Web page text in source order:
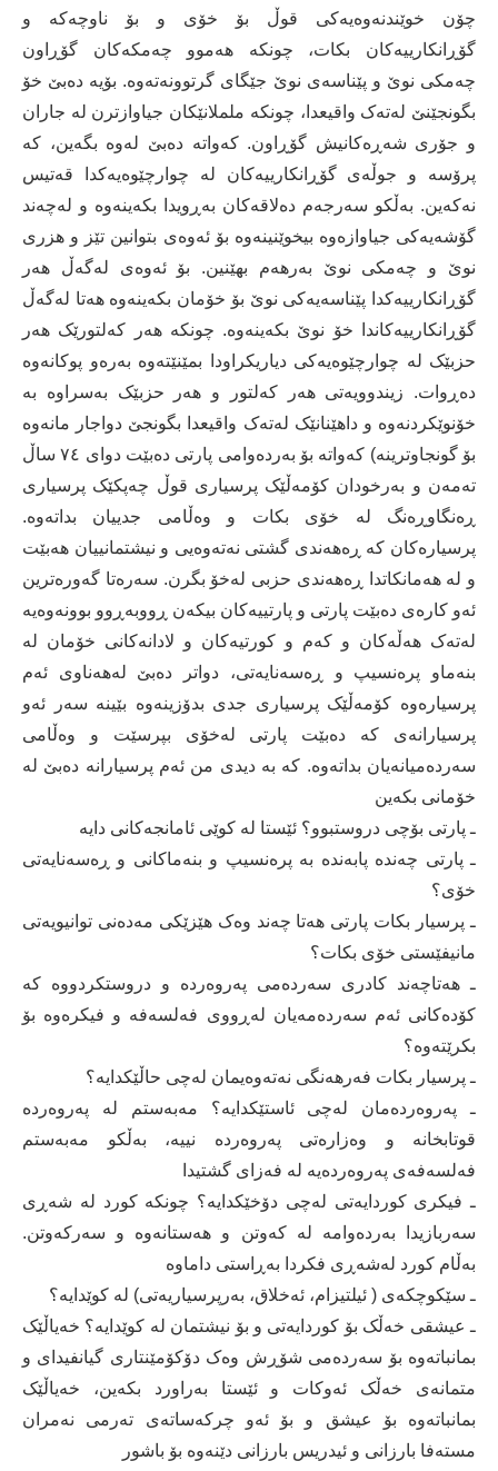
چۆن خوێندنەوەیەکی قوڵ بۆ خۆی و بۆ ناوچەکە و
گۆڕانکارییەکان بکات، چونکە ھەموو چەمکەکان گۆڕاون
چەمکی نوێ و پێناسەی نوێ جێگای گرتوونەتەوە. بۆیە دەبێ خۆ
بگونجێنێ لەتەک واقیعدا، چونکە ململانێکان جیاوازترن لە جاران
و جۆری شەڕەکانیش گۆڕاون. کەواتە دەبێ لەوە بگەین، کە
پرۆسە و جوڵەی گۆڕانکارییەکان لە چوارچێوەیەکدا قەتیس
نەکەین. بەڵکو سەرجەم دەلاقەکان بەڕویدا بکەینەوە و لەچەند
گۆشەیەکی جیاوازەوە بیخوێنینەوە بۆ ئەوەی بتوانین تێز و ھزری
نوێ و چەمکی نوێ بەرھەم بھێنین. بۆ ئەوەی لەگەڵ ھەر
گۆڕانکارییەکدا پێناسەیەکی نوێ بۆ خۆمان بکەینەوە هەتا لەگەڵ
گۆڕانکارییەکاندا خۆ نوێ بکەینەوە. چونکە ھەر کەلتورێک ھەر
حزبێک لە چوارچێوەیەکی دیاریکراودا بمێنێتەوە بەرەو پوکانەوە
دەڕوات. زیندوویەتی ھەر کەلتور و ھەر حزبێک بەسراوە بە
خۆنوێکردنەوە و داھێنانێک لەتەک واقیعدا بگونجێ دواجار مانەوە
بۆ گونجاوترینە) کەواتە بۆ بەردەوامی پارتی دەبێت دوای ٧٤ ساڵ
تەمەن و بەرخودان کۆمەڵێک پرسیاری قوڵ چەپکێک پرسیاری
ڕەنگاوڕەنگ لە خۆی بکات و وەڵامی جدییان بداتەوە.
پرسیارەکان کە ڕەھەندی گشتی نەتەوەیی و نیشتمانییان ھەبێت
و لە ھەمانکاتدا ڕەھەندی حزبی لەخۆ بگرن. سەرەتا گەورەترین
ئەو کارەی دەبێت پارتی و پارتییەکان بیکەن ڕووبەڕوو بوونەوەیە
لەتەک ھەڵەکان و کەم و کورتیەکان و لادانەکانی خۆمان لە
بنەماو پرەنسیپ و ڕەسەنایەتی، دواتر دەبێ لەھەناوی ئەم
پرسیارەوە کۆمەڵێک پرسیاری جدی بدۆزینەوە بێینە سەر ئەو
پرسیارانەی کە دەبێت پارتی لەخۆی بپرسێت و وەڵامی
سەردەمیانەیان بداتەوە. کە بە دیدی من ئەم پرسیارانە دەبێ لە
خۆمانی بکەین
ـ پارتی بۆچی دروستبوو؟ ئێستا لە کوێی ئامانجەکانی دایە
ـ پارتی چەندە پابەندە بە پرەنسیپ و بنەماکانی و ڕەسەنایەتی
خۆی؟
ـ پرسیار بکات پارتی هەتا چەند وەک ھێزێکی مەدەنی توانیویەتی
مانیفێستی خۆی بکات؟
ـ هەتاچەند کادری سەردەمی پەروەردە و دروستکردووە کە
کۆدەکانی ئەم سەردەمەیان لەڕووی فەلسەفە و فیکرەوە بۆ
بکرێتەوە؟
ـ پرسیار بکات فەرھەنگی نەتەوەیمان لەچی حاڵێکدایە؟
ـ پەروەردەمان لەچی ئاستێکدایە؟ مەبەستم لە پەروەردە
قوتابخانە و وەزارەتی پەروەردە نییە، بەڵکو مەبەستم
فەلسەفەی پەروەردەیە لە فەزای گشتیدا
ـ فیکری کوردایەتی لەچی دۆخێکدایە؟ چونکە کورد لە شەڕی
سەربازیدا بەردەوامە لە کەوتن و ھەستانەوە و سەرکەوتن.
بەڵام کورد لەشەڕی فکردا بەڕاستی داماوە
ـ سێکوچکەی ( ئیلتیزام، ئەخلاق، بەرپرسیاریەتی) لە کوێدایە؟
ـ عیشقی خەڵک بۆ کوردایەتی و بۆ نیشتمان لە کوێدایە؟ خەیاڵێک
بمانباتەوە بۆ سەردەمی شۆڕش وەک دۆکۆمێنتاری گیانفیدای و
متمانەی خەڵک ئەوکات و ئێستا بەراورد بکەین، خەیاڵێک
بمانباتەوە بۆ عیشق و بۆ ئەو چرکەساتەی تەرمی نەمران
مستەفا بارزانی و ئیدریس بارزانی دێنەوە بۆ باشور